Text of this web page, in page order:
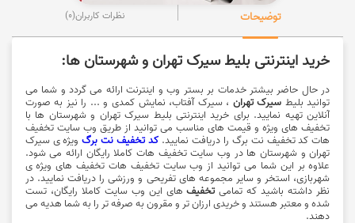
توضیحات نظرات کاربران(0)
خرید اینترنتی بلیط سیرک تهران و شهرستان ها:
در حال حاضر بیشتر خدمات بر بستر وب و اینترنت ارائه می گردد و شما می
توانید بلیط سیرک تهران ، سیرک آفتاب، نمایش کمدی و ... را نیز به صورت
آنلاین تهیه نمایید. برای خرید اینترنتی بلیط سیرک تهران و شهرستان ها با
تخفیف های ویژه و قیمت های مناسب می توانید از طریق وب سایت تخفیف
هات کد تخفیف نت برگ را دریافت نمایید. کد تخفیف نت برگویژه ی سیرک
تهران و شهرستان ها در وب سایت تخفیف هات کاملا رایگان ارائه می شود.
علاوه بر این شما می توانید از وب سایت تخفیف هات تخفیف های ویژه ی
شهربازی، استخر و سایر مجموعه های تفریحی و ورزشی را دریافت نمایید. در
نظر داشته باشید که تمامیتخفیفهای این وب سایت کاملا رایگان، تست
شده و معتبر هستند و خریدی ارزان تر و مقرون به صرفه تر را به شما هدیه می
دهند.